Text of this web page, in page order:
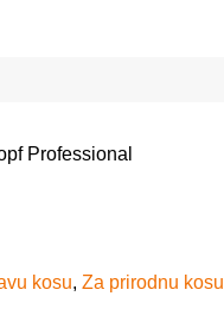
Professional
kosu, Za prirodnu kosu